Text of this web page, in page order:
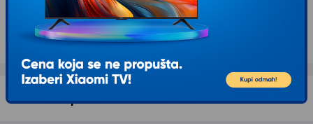
Opis proizvoda BLAUPUNKT Boombox
BB7WH CD/MP3
Dostava i povrat